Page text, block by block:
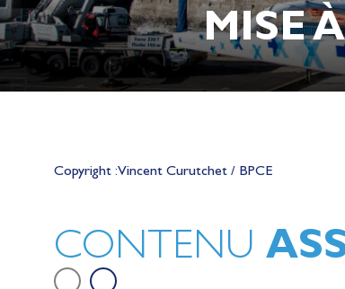
MISE
Copyright : Vincent Curutchet / BPCE
CONTENU
sur le plan d'eau des Jeux